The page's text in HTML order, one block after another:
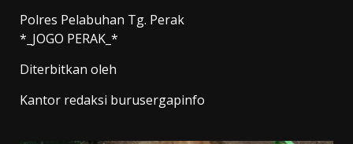
Polres Pelabuhan Tg. Perak
*_JOGO PERAK_*
Diterbitkan oleh
Kantor redaksi burusergapinfo